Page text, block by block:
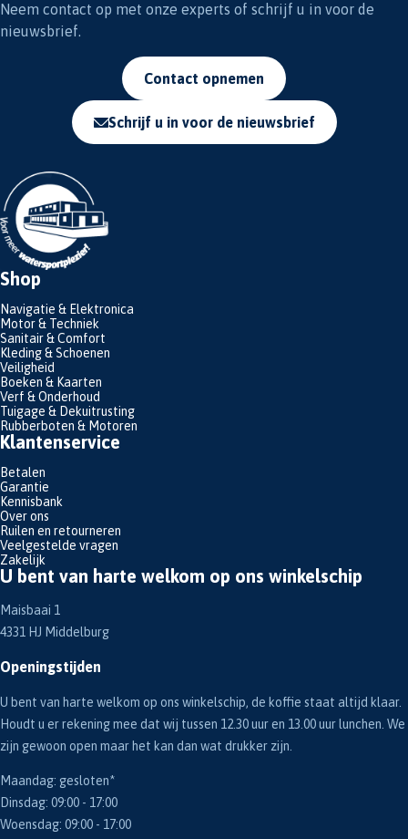
Neem contact op met onze experts of schrijf u in voor de
nieuwsbrief.
Contact opnemen
Schrijf u in voor de nieuwsbrief
Shop
Navigatie & Elektronica
Motor & Techniek
Sanitair & Comfort
Kleding & Schoenen
Veiligheid
Boeken & Kaarten
Verf & Onderhoud
Tuigage & Dekuitrusting
Rubberboten & Motoren
Klantenservice
Betalen
Garantie
Kennisbank
Over ons
Ruilen en retourneren
Veelgestelde vragen
Zakelijk
U bent van harte welkom op ons winkelschip
Maisbaai 1
4331 HJ Middelburg
Openingstijden
U bent van harte welkom op ons winkelschip, de koffie staat altijd klaar.
Houdt u er rekening mee dat wij tussen 12.30 uur en 13.00 uur lunchen. We
zijn gewoon open maar het kan dan wat drukker zijn.
Maandag: gesloten*
Dinsdag: 09:00 - 17:00
Woensdag: 09:00 - 17:00